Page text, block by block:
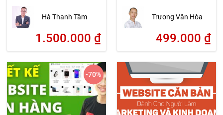
Youtube
Hà Thanh Tâm
1.500.000 ₫
đỉnh cao dành cho người
không chuyênTrương Văn Hòa
499.000 ₫
-70%